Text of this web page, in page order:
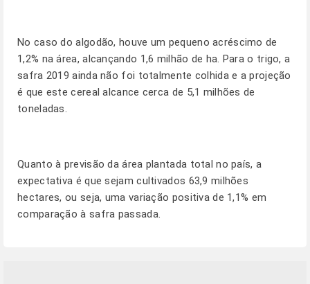
No caso do algodão, houve um pequeno acréscimo de
1,2% na área, alcançando 1,6 milhão de ha. Para o trigo, a
safra 2019 ainda não foi totalmente colhida e a projeção
é que este cereal alcance cerca de 5,1 milhões de
toneladas.
Quanto à previsão da área plantada total no país, a
expectativa é que sejam cultivados 63,9 milhões
hectares, ou seja, uma variação positiva de 1,1% em
comparação à safra passada.